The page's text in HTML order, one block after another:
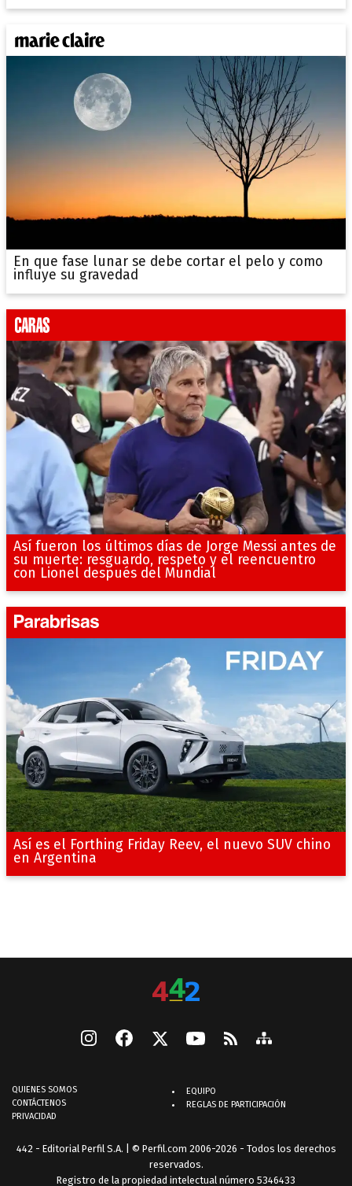
En que fase lunar se debe cortar el pelo y como
influye su gravedad
Así fueron los últimos días de Jorge Messi antes de
su muerte: resguardo, respeto y el reencuentro
con Lionel después del Mundial
Así es el Forthing Friday Reev, el nuevo SUV chino
en Argentina
QUIENES SOMOS
CONTÁCTENOS
PRIVACIDAD
EQUIPO
REGLAS DE PARTICIPACIÓN
442 - Editorial Perfil S.A. | © Perfil.com 2006-2026 - Todos los derechos
reservados.
Registro de la propiedad intelectual número 5346433